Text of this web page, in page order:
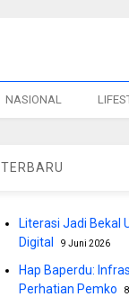
NASIONAL
TERBARU
Literasi Jadi Bekal
Digital
9 Juni 2026
Hap Baperdu:
Perhatian Pemko